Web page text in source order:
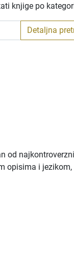
knjige po
Detaljna
od
opisima i jezikom,